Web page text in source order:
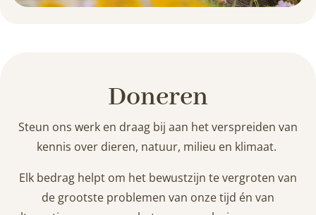
Doneren
Steun ons werk en draag bij aan het verspreiden van
kennis over dieren, natuur, milieu en klimaat.
Elk bedrag helpt om het bewustzijn te vergroten van
de grootste problemen van onze tijd én van